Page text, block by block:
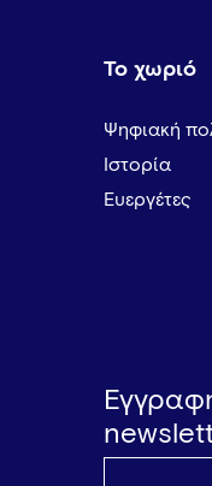
Το χωριό
Ψηφιακή
Ιστορία
Ευεργέτες